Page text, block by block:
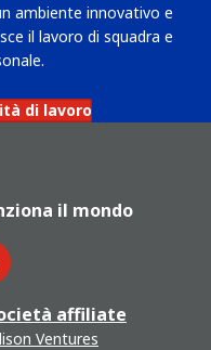
ambiente innovativo e
il lavoro di squadra e
di lavoro
il mondo
affiliate
Ventures